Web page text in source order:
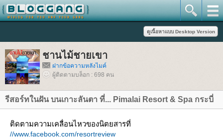
ชานไม้ชายเขา
ฝากข้อความหลังไมค์
ผู้ติดตามบล็อก : 698 คน
รีสอร์ทในฝัน บนเกาะลันตา ที่... Pimalai Resort & Spa กระบี่
ติดตามความเคลื่อนไหวของนิตยสารที่
//www.facebook.com/resortreview